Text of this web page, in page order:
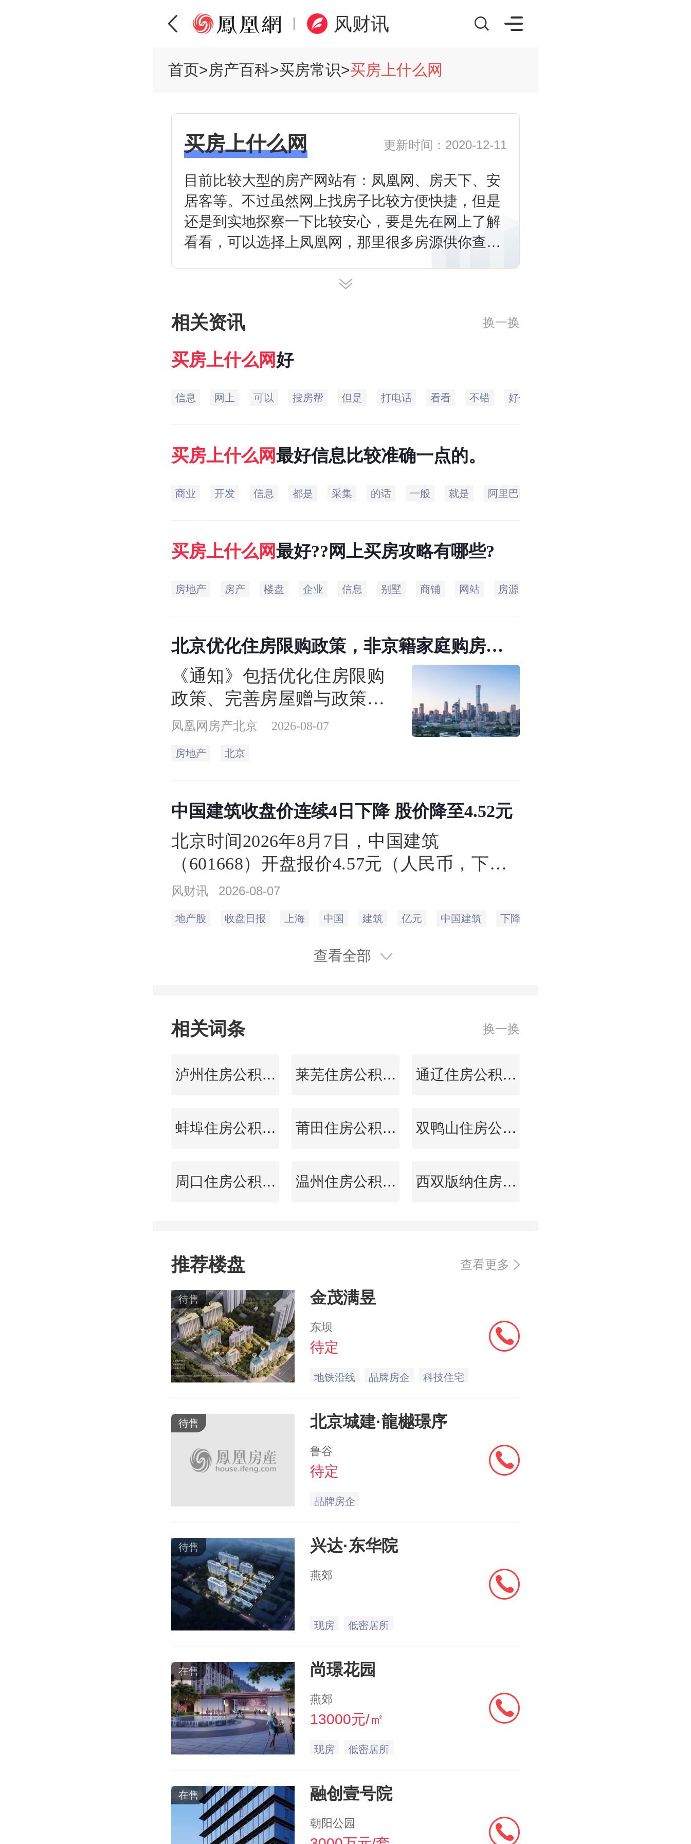
风财讯
首页>房产百科>买房常识>买房上什么网
买房上什么网 更新时间：2020-12-11
目前比较大型的房产网站有：凤凰网、房天下、安
居客等。不过虽然网上找房子比较方便快捷，但是
还是到实地探察一下比较安心，要是先在网上了解
看看，可以选择上凤凰网，那里很多房源供你查
相关资讯 换一换
买房上什么 网好
信息 网上 可以 搜房帮 但是 打电话 看看 不错 好像
买房上什么 网最好信息比较准确一点的。
商业 开发 信息 都是 采集 的话 一般 就是 阿里巴巴
买房上什么 网最好??网上买房攻略有哪些?
房地产 房产 楼盘 企业 信息 别墅 商铺 网站 房源
北京优化住房限购政策，非京籍家庭购房社
保个税缴纳年限下调为一年
《通知》包括优化住房限购
政策、完善房屋赠与政策、
加大住房公积金支持力度3个
方面7项政策措施。
凤凰网房产北京 2026-08-07
房地产 北京
中国建筑收盘价连续4日下降 股价降至4.52元
北京时间2026年8月7日，中国建筑
（601668）开盘报价4.57元（人民币，下
同），收盘于4.52元，相比上一个交易日的
收盘价4.57元，下跌1.09%。当日最高价4.57
市值1867.68亿元。
风财讯 2026-08-07
地产股 收盘日报 上海 中国 建筑 亿元 中国建筑 下降
查看全部
相关词条 换一换
泸州住房公积金查询 莱芜住房公积金查询 通辽住房公积金查询
蚌埠住房公积金查询 莆田住房公积金查询 双鸭山住房公积金查询
周口住房公积金查询 温州住房公积金查询 西双版纳住房公积金查询
推荐楼盘 查看更多
待售 金茂满昱
东坝
待定
地铁沿线 品牌房企 科技住宅
待售 北京城建·龍樾璟序
鲁谷
待定
品牌房企
待售 兴达·东华院
燕郊
现房 低密居所
在售 尚璟花园
燕郊
13000元/㎡
现房 低密居所
在售 融创壹号院
朝阳公园